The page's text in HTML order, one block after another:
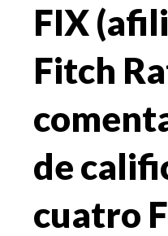
FIX
Fitch
de
cuatro